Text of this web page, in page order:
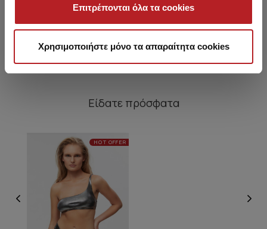
Επιτρέπονται όλα τα cookies
Χρησιμοποιήστε μόνο τα απαραίτητα cookies
12,45 € 10,45 €
Είδατε πρόσφατα
HOT OFFER